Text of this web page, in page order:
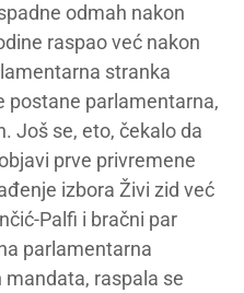
odmah nakon
raspao već nakon
stranka
postane parlamentarna,
Još se, eto, čekalo da
prve privremene
izbora Živi zid već
Palfi i bračni par
parlamentarna
raspala se